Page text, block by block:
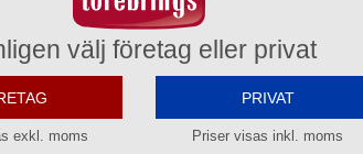
Jmf.pris:0,25kr/st
Beställningsvara
beställa även om varan inte finns i lager.
inom 5-8 arbetsdagar, eller senare om du önskar.
välj företag eller privat
exkl. moms
PRIVAT
Priser visas inkl. moms